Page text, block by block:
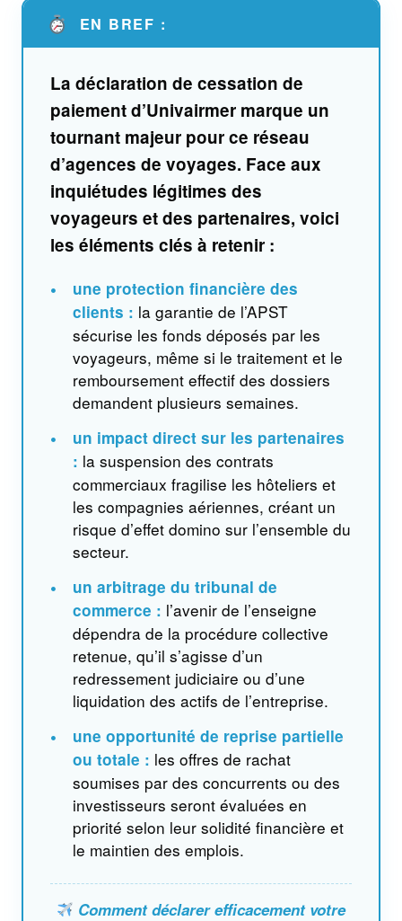
EN BREF :
La déclaration de cessation de
paiement d’Univairmer marque un
tournant majeur pour ce réseau
d’agences de voyages. Face aux
inquiétudes légitimes des
voyageurs et des partenaires, voici
les éléments clés à retenir :
•
une protection financière des
clients : la garantie de l’APST
sécurise les fonds déposés par les
voyageurs, même si le traitement et le
remboursement effectif des dossiers
demandent plusieurs semaines.
•
un impact direct sur les partenaires
: la suspension des contrats
commerciaux fragilise les hôteliers et
les compagnies aériennes, créant un
risque d’effet domino sur l’ensemble du
secteur.
•
un arbitrage du tribunal de
commerce : l’avenir de l’enseigne
dépendra de la procédure collective
retenue, qu’il s’agisse d’un
redressement judiciaire ou d’une
liquidation des actifs de l’entreprise.
•
une opportunité de reprise partielle
ou totale : les offres de rachat
soumises par des concurrents ou des
investisseurs seront évaluées en
priorité selon leur solidité financière et
le maintien des emplois.
Comment déclarer efficacement votre